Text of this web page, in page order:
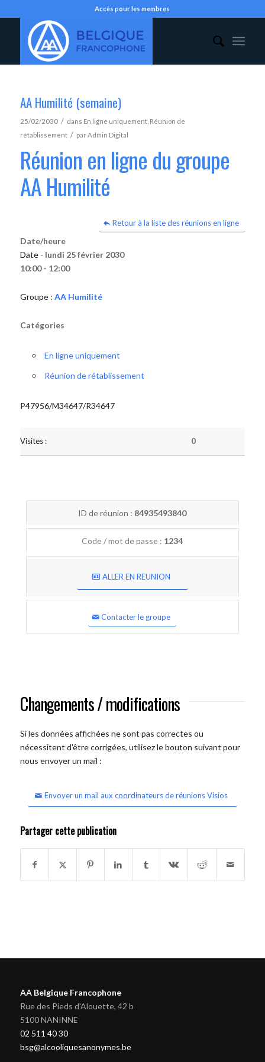
Accès pour les membres
AA Humilité (semaine)
25/02/2030 / dans En ligne uniquement, Réunion de
rétablissement / parAdmin Digital
Réunion en ligne du groupe
AA Humilité
Retour à la liste des réunions en ligne
Date/heure
Date - lundi 25 février 2030
10:00 - 12:00
Groupe : AA Humilité
Catégories
En ligne uniquement
Réunion de rétablissement
P47956/M34647/R34647
Visites : 0
ID de réunion : 84935493840
Code / mot de passe : 1234
ALLER EN REUNION
Contacter le groupe
Changements / modifications
Si les données affichées ne sont pas correctes ou
nécessitent d'être corrigées, utilisez le bouton suivant pour
nous envoyer un mail :
Envoyer un mail aux coordinateurs de réunions Visios
Partager cette publication
AA Belgique Francophone
Rue des Pieds d'Alouette, 42 b
5100 NANINNE
02 511 40 30
bsg@alcooliquesanonymes.be